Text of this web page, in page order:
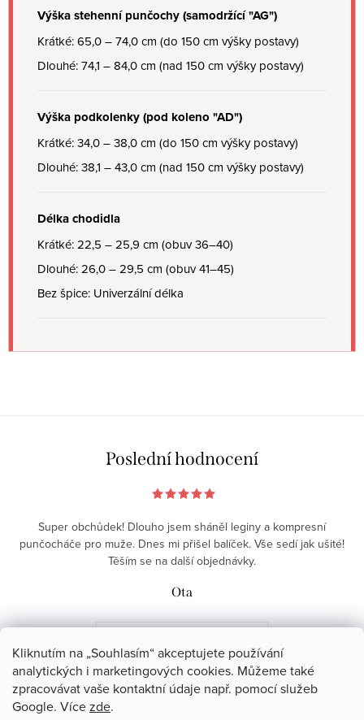
Kliknutím na „Souhlasím“ akceptujete používání
analytických i marketingových cookies. Můžeme také
zpracovávat vaše kontaktní údaje např. pomocí služeb
Google. Vícezde.
Výška stehenní punčochy (samodržící "AG")
Krátké: 65,0 – 74,0 cm (do 150 cm výšky postavy)
Dlouhé: 74,1 – 84,0 cm (nad 150 cm výšky postavy)
Výška podkolenky (pod koleno "AD")
Krátké: 34,0 – 38,0 cm (do 150 cm výšky postavy)
Dlouhé: 38,1 – 43,0 cm (nad 150 cm výšky postavy)
Délka chodidla
Krátké: 22,5 – 25,9 cm (obuv 36–40)
Dlouhé: 26,0 – 29,5 cm (obuv 41–45)
Bez špice: Univerzální délka
Poslední hodnocení
Super obchůdek! Dlouho jsem sháněl leginy a kompresní
punčocháče pro muže. Dnes mi přišel balíček. Vše sedí jak ušité!
Těším se na další objednávky.
Ota
Z